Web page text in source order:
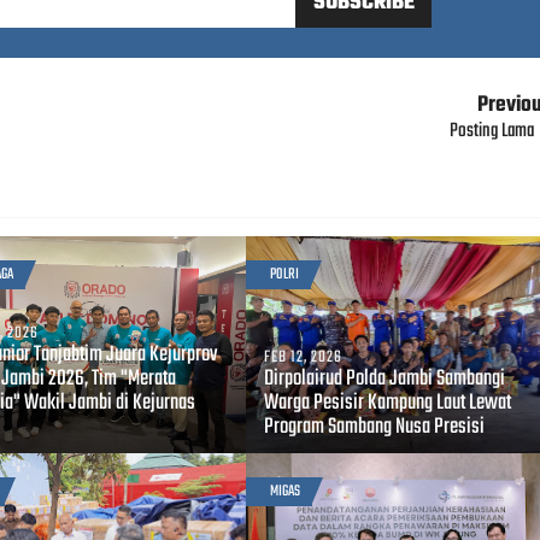
Posting Lama
2026
Tanjabtim Juara Kejurprov
2026, Tim "Merata
Wakil Jambi di Kejurnas
POLRI
FEB 12, 2026
Dirpolairud Polda Jambi Sambangi
Warga Pesisir Kampung Laut Lewat
Program Sambang Nusa Presisi
MIGAS